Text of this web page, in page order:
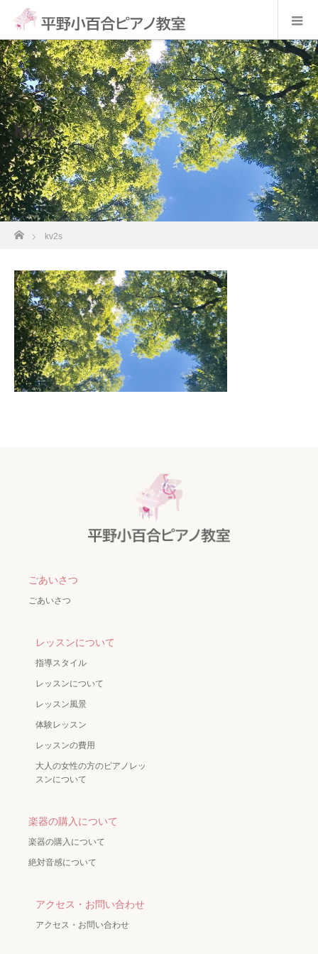
kv2s
ホーム
kv2s
ごあいさつ
ごあいさつ
レッスンについて
指導スタイル
レッスンについて
レッスン風景
体験レッスン
レッスンの費用
大人の女性の方のピアノレッ
スンについて
楽器の購入について
楽器の購入について
絶対音感について
アクセス・お問い合わせ
アクセス・お問い合わせ